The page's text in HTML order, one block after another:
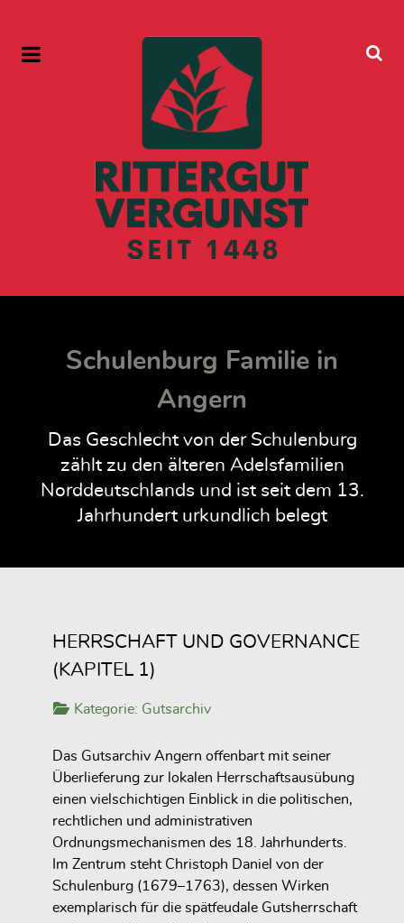
Schulenburg Familie in
Angern
Das Geschlecht von der Schulenburg
zählt zu den älteren Adelsfamilien
Norddeutschlands und ist seit dem 13.
Jahrhundert urkundlich belegt
HERRSCHAFT UND GOVERNANCE
(KAPITEL 1)
Kategorie: Gutsarchiv
Das Gutsarchiv Angern offenbart mit seiner
Überlieferung zur lokalen Herrschaftsausübung
einen vielschichtigen Einblick in die politischen,
rechtlichen und administrativen
Ordnungsmechanismen des 18. Jahrhunderts.
Im Zentrum steht Christoph Daniel von der
Schulenburg (1679–1763), dessen Wirken
exemplarisch für die spätfeudale Gutsherrschaft